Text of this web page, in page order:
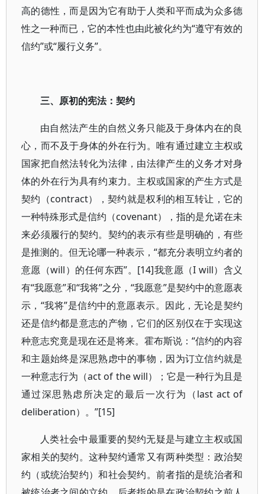
高的德性，而是因为它有助于人类和平而成为众多德
性之一种而已，它的本性也由此被化约为“遵守有效的
信约”或“履行义务”。
三、原初的宪法：契约
由自然法产生的自然义务只能及于身体内在的良
心，而不及于身体的外在行为。唯有通过建立主权或
国家把自然法转化为法律，由法律产生的义务才对身
体的外在行为具有约束力。主权或国家的产生方式是
契约（contract），契约就是权利的相互转让，它的
一种特殊形式是信约（covenant），指的是允诺在未
来必须履行的契约。契约的表示有些是明确的，有些
是推测的。但无论哪一种表示，“都充分表明立约者的
意愿（will）的任何东西”。[14]我意愿（I will）含义
有“我愿意”和“我将”之分，“我愿意”是契约中的意愿表
示，“我将”是信约中的意愿表示。因此，无论是契约
还是信约都是意志的产物，它们的区别仅在于实现这
种意志究竟是现在还是将来。霍布斯说：“信约的内容
和主题始终是深思熟虑中的事物，因为订立信约就是
一种意志行为（act of the will）；它是一种行为且是
通过深思熟虑所决定的最后一次行为（last act of
deliberation）。”[15]
人类社会中最重要的契约无疑是与建立主权或国
家相关的契约。这种契约通常又有两种类型：政治契
约（或统治契约）和社会契约。前者指的是统治者和